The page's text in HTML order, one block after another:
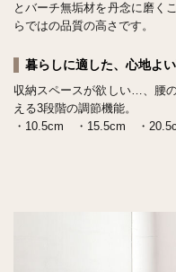
とバーチ無垢材を丹念に磨く
らではの品質の高さです。
暮らしに適した、心地よい
収納スペースが欲しい…、腰
える3段階の調節機能。
・10.5cm ・15.5cm ・